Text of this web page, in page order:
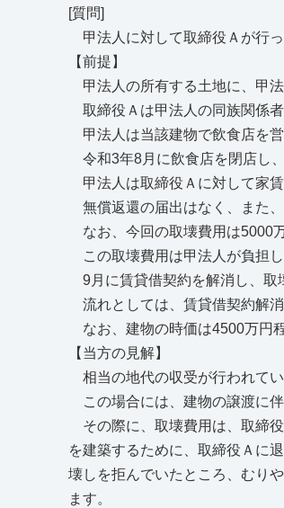
[質問]
甲法人に対して取締役Ａが行
【前提】
甲法人の所有する土地に、甲
取締役Ａは甲法人の同族関係者
甲法人は当該建物で飲食店を営
令和3年8月に飲食店を閉店し
甲法人は取締役Ａに対して家
無償返還の届出はなく、また
なお、今回の取壊費用は5000
この取壊費用は甲法人が負担し
9月に賃貸借契約を解消し、取
流れとしては、賃貸借契約解
なお、建物の時価は4500万円
【当方の見解】
相当の地代の収受が行われて
この場合には、建物の譲渡に
その際に、取壊費用は、取締
を建築するために、取締役Ａに
壊しを拒んでいたところ、むり
ます。